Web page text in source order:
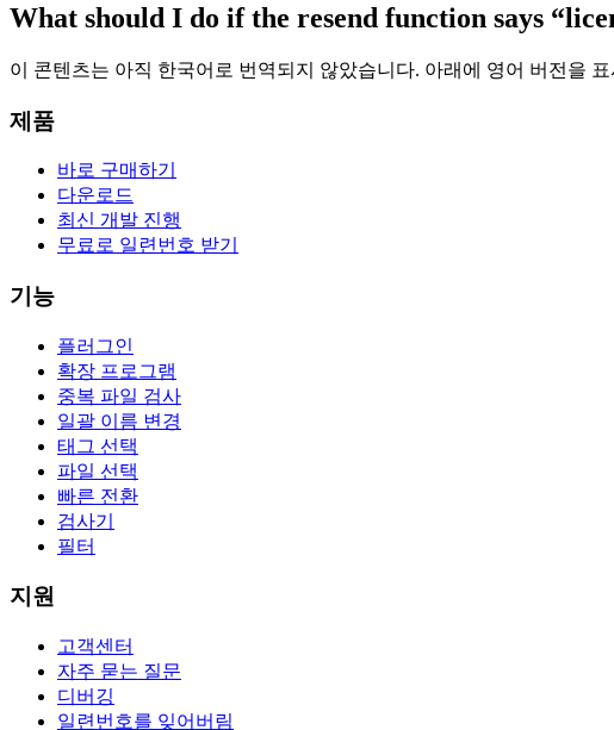
What should I do if the resend function says
이 콘텐츠는 아직 한국어로 번역되지 않았습니다. 아래에 영어 버전을
제품
바로 구매하기
다운로드
최신 개발 진행
무료로 일련번호 받기
기능
플러그인
확장 프로그램
중복 파일 검사
일괄 이름 변경
태그 선택
파일 선택
빠른 전환
검사기
필터
지원
고객센터
자주 묻는 질문
디버깅
일련번호를 잊어버림